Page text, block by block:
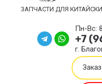
ЗАПЧАСТИ ДЛЯ
Пн-Вс:
+7
г.